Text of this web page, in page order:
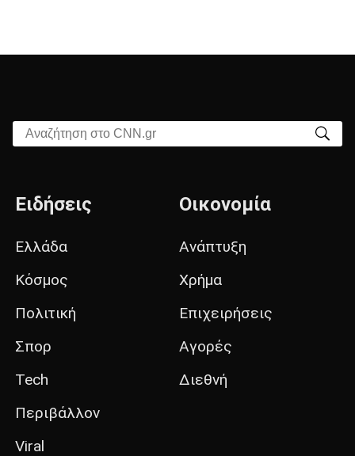
Αναζήτηση στο CNN.gr
Ειδήσεις
Ελλάδα
Κόσμος
Πολιτική
Σπορ
Tech
Περιβάλλον
Viral
Οικονομία
Ανάπτυξη
Χρήμα
Επιχειρήσεις
Αγορές
Διεθνή